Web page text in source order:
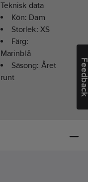
Teknisk data
Kön: Dam
Storlek: XS
Färg:
Marinblå
Säsong: Året
runt